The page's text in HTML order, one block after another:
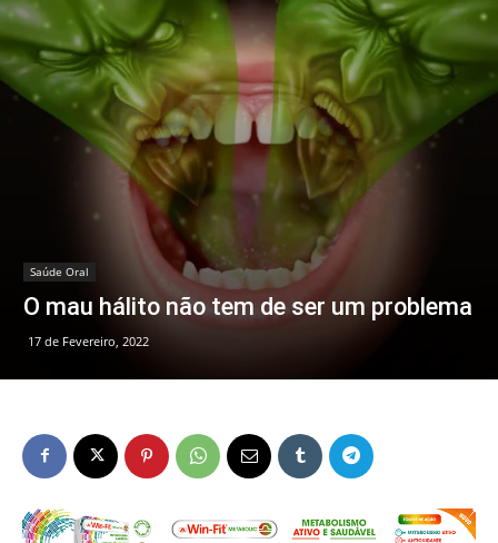
Saúde Oral
O mau hálito não tem de ser um problema
17 de Fevereiro, 2022